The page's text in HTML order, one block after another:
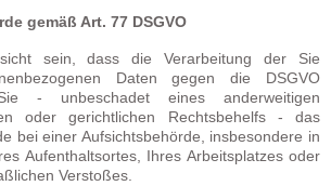
gemäß Art. 77 DSGVO
sein, dass die Verarbeitung der Sie
Daten gegen die DSGVO
- unbeschadet eines anderweitigen
oder gerichtlichen Rechtsbehelfs - das
bei einer Aufsichtsbehörde, insbesondere in
Aufenthaltsortes, Ihres Arbeitsplatzes oder
Verstoßes.